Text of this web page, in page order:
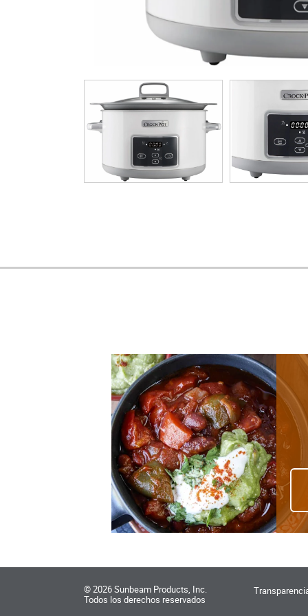
©2026Sunbeam Products, Inc.
Todos los derechos reservados